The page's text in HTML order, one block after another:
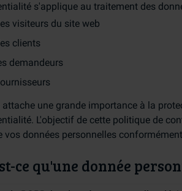
s'applique au traitement des
visiteurs du site web
clients
demandeurs
attache une grande importance à la
L'objectif de cette politique de
vos données personnelles
ce qu'une donnée